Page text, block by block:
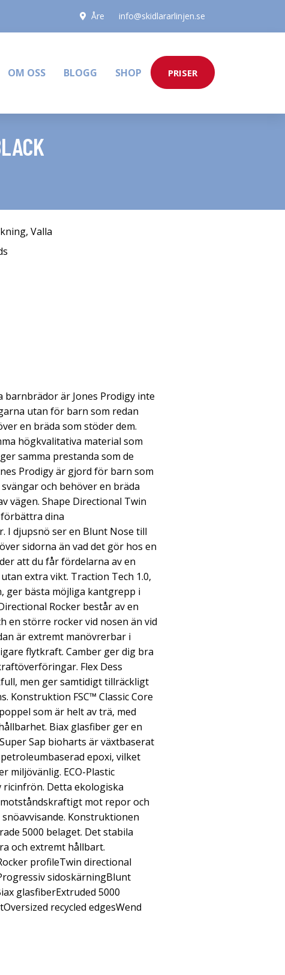
Åre info@skidlararlinjen.se
OM OSS BLOGG SHOP PRISER
, Valla
barnbrädor är Jones Prodigy inte
utan för barn som redan
en bräda som stöder dem.
högkvalitativa material som
samma prestanda som de
Prodigy är gjord för barn som
och behöver en bräda
vägen. Shape Directional Twin
dina
I djupsnö ser en Blunt Nose till
sidorna än vad det gör hos en
att du får fördelarna av en
extra vikt. Traction Tech 1.0,
ger bästa möjliga kantgrepp i
Rocker består av en
en större rocker vid nosen än vid
är extremt manövrerbar i
flytkraft. Camber ger dig bra
Flex Dess
men ger samtidigt tillräckligt
Konstruktion FSC™ Classic Core
som är helt av trä, med
Biax glasfiber ger en
Sap bioharts är växtbaserat
epoxi, vilket
miljövänlig. ECO-Plastic
Detta ekologiska
mot repor och
Konstruktionen
5000 belaget. Det stabila
och extremt hållbart.
profileTwin directional
sidoskärningBlunt
glasfiberExtruded 5000
recycled edgesWend